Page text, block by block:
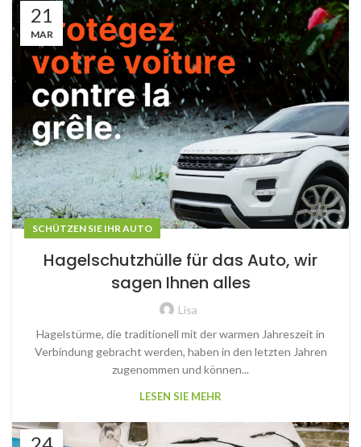
21
MAR
SCHÜTZEN SIE IHR AUTO
Hagelschutzhülle für das Auto, wir
sagen Ihnen alles
Lisa
Hagelstürme, die traditionell mit der warmen Jahreszeit in
Verbindung gebracht werden, haben in den letzten Jahren
zugenommen und können...
LESEN SIE MEHR